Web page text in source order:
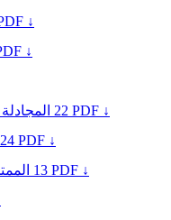
↓
↓
المجادلة 22 PDF ↓
24 PDF ↓
13 PDF ↓